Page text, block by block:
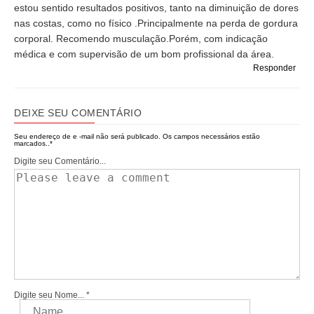
estou sentido resultados positivos, tanto na diminuição de dores
nas costas, como no físico .Principalmente na perda de gordura
corporal. Recomendo musculação.Porém, com indicação
médica e com supervisão de um bom profissional da área.
Responder
DEIXE SEU COMENTÁRIO
Seu endereço de e -mail não será publicado. Os campos necessários estão
marcados.. *
Digite seu Comentário...
Digite seu Nome... *